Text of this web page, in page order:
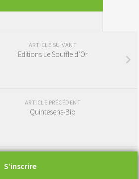
ARTICLE SUIVANT
Editions Le Souffle d’Or
ARTICLE PRÉCÉDENT
Quintesens-Bio
S’inscrire